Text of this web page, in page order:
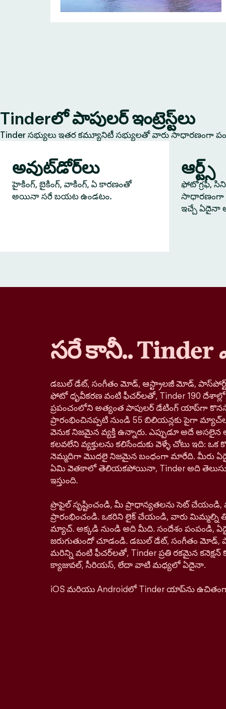
Tinderలో పాపులర్ ఇంట్రెస్ట్‌లు
Tinder సభ్యులు ఇతర కమ్యూనిటీ సభ్యులతో వారు సాధారణంగా
అవుట్‌డోర్‌లు
హైకింగ్, బైకింగ్, వాకింగ్, ఏ కారణంతో
అయినా సరే బయట ఉండటం.
ఆర్ట్స్
ఫోటోగ్రఫీ,
సాధారణంగా
ఇచ్చే ఏదైనా
సరే కానీ.. Tinder
డబుల్ డేట్, సంగీతం మోడ్, ఆస్ట్రాలజీ మోడ్,
ఫోటో ధృవీకరణ వంటి ఫీచర్‌లతో, Tinder 190
ప్రపంచంలోని అత్యంత పాపులర్ డేటింగ్ యాప్‌గా
ప్రారంభించినప్పటి నుండి 55 బిలియన్లకు పైగా
వెనుక నిజమైన వ్యక్తి ఉన్నారు. ఎప్పుడూ అదే
కలవలేని వ్యక్తులను కలిసేందుకు వెళ్ళే చోటు ఇది: ఒక
నెమ్మదిగా మొదలై నిజమైన బంధంగా మారేది. మీరు
ఏమి వెతకాలో తెలియకపోయినా, Tinder అది
ఇస్తుంది.
ప్రొఫైల్ సృష్టించండి, మీ ప్రాధాన్యతలను సెట్
ప్రారంభించండి. ఒకరిని లైక్ చేయండి, వారు మిమ్మల్ని
మ్యాచ్. అక్కడి నుండి అది మీది. సందేశం పంపండి,
జరుగుతుందో చూడండి. డబుల్ డేట్, సంగీతం మోడ్,
మరిన్ని వంటి ఫీచర్‌లతో, Tinder ప్రతి రకమైన
క్యాజువల్, సీరియస్, లేదా వాటి మధ్యలో ఏదైనా.
iOS మరియు Androidలో Tinder యాప్‌ను